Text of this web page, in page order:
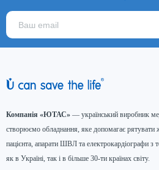
Компанія «ЮТАС» — український виробник
створюємо обладнання, яке допомагає рятувати
пацієнта, апарати ШВЛ та електрокардіографи з
як в Україні, так і в більше 30-ти країнах світу.